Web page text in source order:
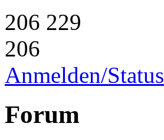
206 229
206
Anmelden/Status
Forum